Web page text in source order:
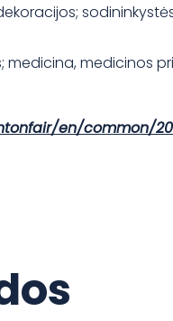
medicina,
en/common/